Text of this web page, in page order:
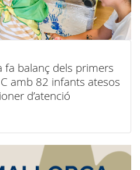
fa balanç dels primers
amb 82 infants atesos
d’atenció